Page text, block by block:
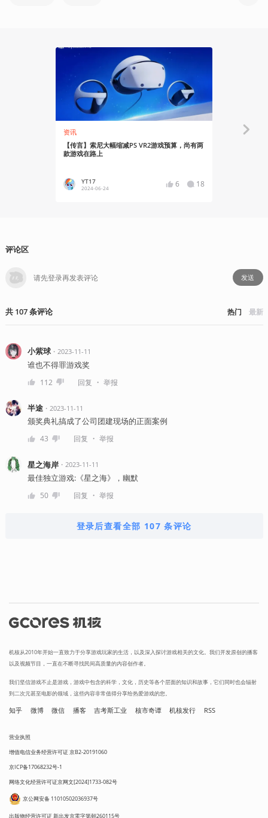
资讯
【传言】索尼大幅缩减PS VR2游戏预算，尚有两
款游戏在路上
YT17
2024-06-24 6 18
评论区
发送
共 107条评论 热门 最新
小紫球・ 2023-11-11
谁也不得罪游戏奖
112 回复 ・ 举报
半途・ 2023-11-11
颁奖典礼搞成了公司团建现场的正面案例
43 回复 ・ 举报
星之海岸・ 2023-11-11
最佳独立游戏:《星之海》，幽默
50 回复 ・ 举报
登录后查看全部 107 条评论
机核从2010年开始一直致力于分享游戏玩家的生活，以及深入探讨游戏相关的文化。我们开发原创的播客
以及视频节目，一直在不断寻找民间高质量的内容创作者。
我们坚信游戏不止是游戏，游戏中包含的科学，文化，历史等各个层面的知识和故事，它们同时也会辐射
到二次元甚至电影的领域，这些内容非常值得分享给热爱游戏的您。
知乎 微博 微信 播客 吉考斯工业 核市奇谭 机核发行 RSS
营业执照
增值电信业务经营许可证 京B2-20191060
京ICP备17068232号-1
网络文化经营许可证京网文[2024]1733-082号
京公网安备 11010502036937号
出版物经营许可证 新出发京零字第朝260115号